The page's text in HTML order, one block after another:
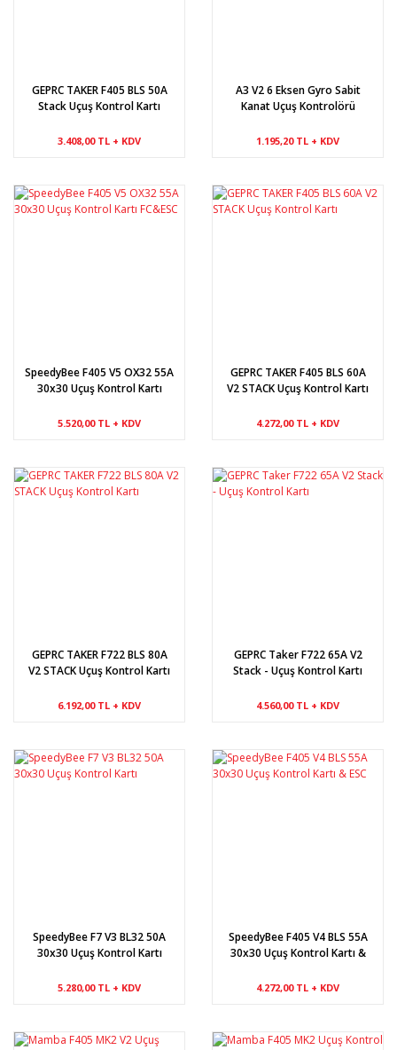
GEPRC TAKER F405 BLS 50A
Stack Uçuş Kontrol Kartı
3.408,00 TL + KDV
A3 V2 6 Eksen Gyro Sabit
Kanat Uçuş Kontrolörü
1.195,20 TL + KDV
SpeedyBee F405 V5 OX32 55A
30x30 Uçuş Kontrol Kartı
5.520,00 TL + KDV
GEPRC TAKER F405 BLS 60A
V2 STACK Uçuş Kontrol Kartı
4.272,00 TL + KDV
GEPRC TAKER F722 BLS 80A
V2 STACK Uçuş Kontrol Kartı
6.192,00 TL + KDV
GEPRC Taker F722 65A V2
Stack - Uçuş Kontrol Kartı
4.560,00 TL + KDV
SpeedyBee F7 V3 BL32 50A
30x30 Uçuş Kontrol Kartı
5.280,00 TL + KDV
SpeedyBee F405 V4 BLS 55A
30x30 Uçuş Kontrol Kartı &
4.272,00 TL + KDV